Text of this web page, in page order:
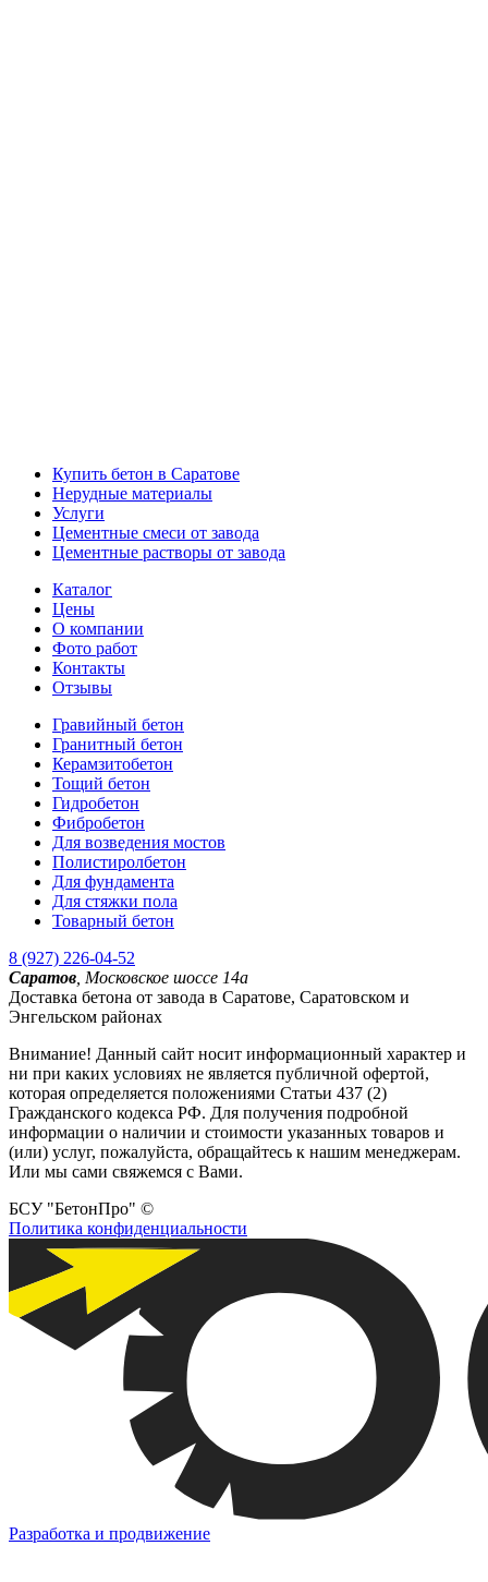
Купить бетон в Саратове
Нерудные материалы
Услуги
Цементные смеси от завода
Цементные растворы от завода
Каталог
Цены
О компании
Фото работ
Контакты
Отзывы
Гравийный бетон
Гранитный бетон
Керамзитобетон
Тощий бетон
Гидробетон
Фибробетон
Для возведения мостов
Полистиролбетон
Для фундамента
Для стяжки пола
Товарный бетон
8 (927) 226-04-52
Саратов Московское шоссе 14а
Доставка бетона от завода в Саратове, Саратовском и
Энгельском районах
Внимание! Данный сайт носит информационный характер и
ни при каких условиях не является публичной офертой,
которая определяется положениями Статьи 437 (2)
Гражданского кодекса РФ. Для получения подробной
информации о наличии и стоимости указанных товаров и
(или) услуг, пожалуйста, обращайтесь к нашим менеджерам.
Или мы сами свяжемся с Вами.
БСУ "БетонПро" ©
Политика конфиденциальности
Разработка и продвижение